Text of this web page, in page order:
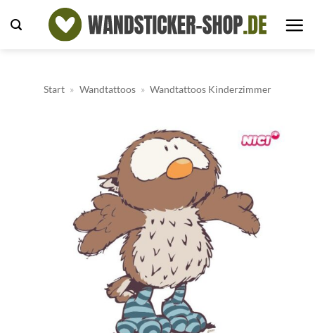
Inhalt
Start » Wandtattoos » Wandtattoos Kinderzimmer